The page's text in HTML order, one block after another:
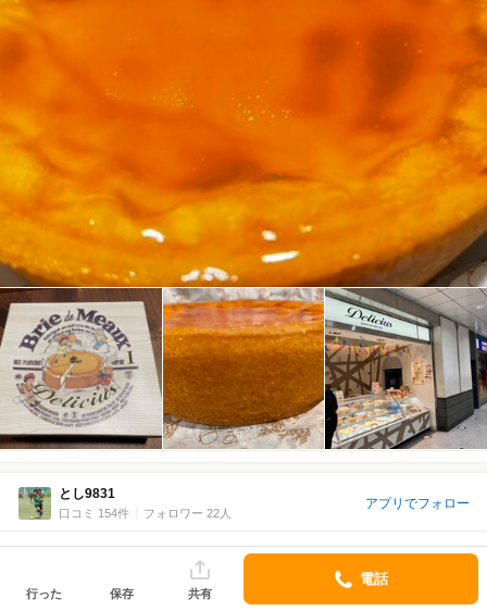
とし9831
口コミ 154件 フォロワー 22人
アプリでフォロー
Takeout
～￥999/1人
行った 保存 共有
電話